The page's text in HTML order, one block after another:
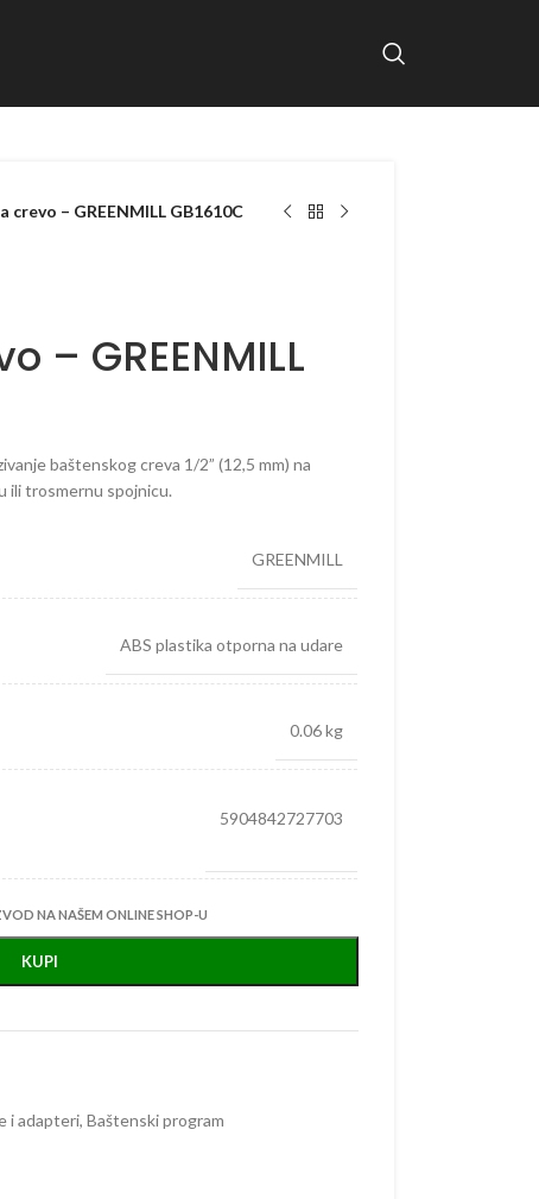
crevo – GREENMILL GB1610C
– GREENMILL
baštenskog creva 1/2” (12,5 mm) na
ili trosmernu spojnicu.
GREENMILL
ABS plastika otporna na udare
0.06 kg
5904842727703
NA NAŠEM ONLINE SHOP-U
KUPI
i adapteri, Baštenski program